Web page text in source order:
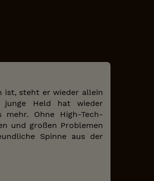
ist, steht er wieder allein
junge Held hat wieder
Ohne High-Tech-
und großen Problemen
Spinne aus der